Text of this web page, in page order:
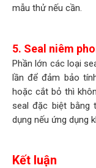
mẫu thử nếu cần.
5. Seal niêm
Phần lớn các loại
lần để đảm bảo
hoặc cắt bỏ thì
seal đặc biệt
dụng nếu ứng dụng
Kết luận